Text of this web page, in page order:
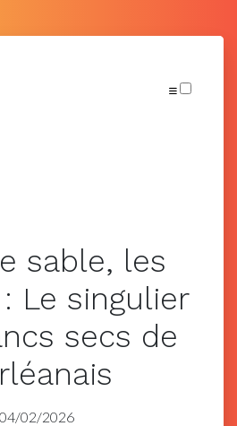
sable, les
Le singulier
secs de
04/02/2026